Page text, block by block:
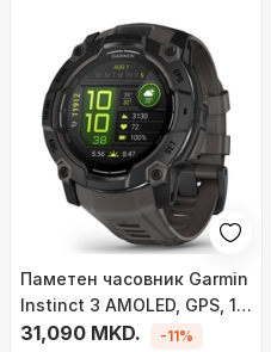
Паметен часовник Garmin
Instinct 3 AMOLED, GPS, 10
ATM, црн
31,090 MKD. -11%